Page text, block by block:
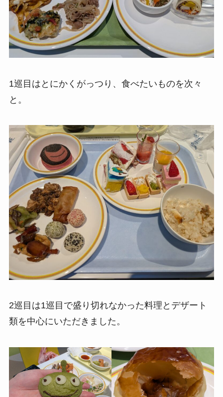
1巡目はとにかくがっつり、食べたいものを次々
と。
2巡目は1巡目で盛り切れなかった料理とデザート
類を中心にいただきました。